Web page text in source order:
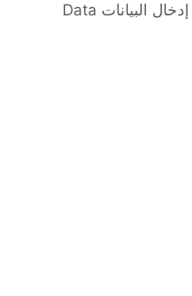
الدليل الشامل عن وظيفة إدخال البيانات Data